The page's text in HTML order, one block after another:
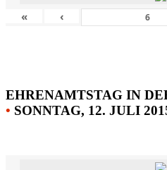
« ‹
EHRENAMTSTAG IN
• SONNTAG, 12. JULI